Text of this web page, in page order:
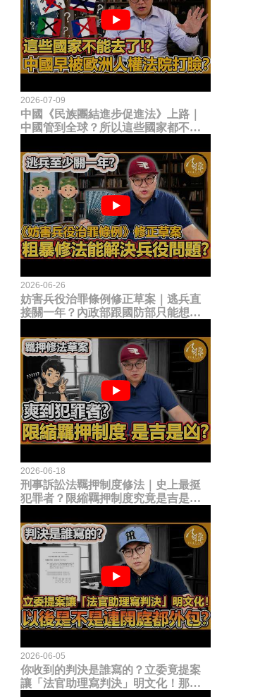
2026-07-09
中國《民族團結進步促進法》上路｜
中國管到全球？所以這些國家都不能
臉？
2026-06-26
妨害兵役治罪條例修正草案｜逃兵直
接關一年？內政部跟國防部只能想到
題？
2026-06-18
刑事訴訟法羈押制度修法｜史上最挺
犯罪者？限縮羈押制度究竟是吉是
2026-06-05
你收到的判決是誰寫的？立委竟提案
讓「法官助理寫判決」明文化！那以